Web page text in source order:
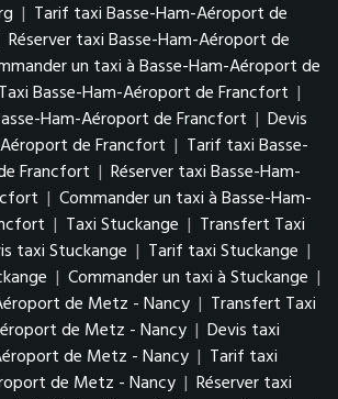
| Tarif taxi Basse-Ham-Aéroport de
Réserver taxi Basse-Ham-Aéroport de
un taxi à Basse-Ham-Aéroport de
Taxi Basse-Ham-Aéroport de Francfort |
Ham-Aéroport de Francfort | Devis
de Francfort | Tarif taxi Basse-
Francfort | Réserver taxi Basse-Ham-
| Commander un taxi à Basse-Ham-
| Taxi Stuckange | Transfert Taxi
taxi Stuckange | Tarif taxi Stuckange |
| Commander un taxi à Stuckange |
de Metz - Nancy | Transfert Taxi
de Metz - Nancy | Devis taxi
de Metz - Nancy | Tarif taxi
de Metz - Nancy | Réserver taxi